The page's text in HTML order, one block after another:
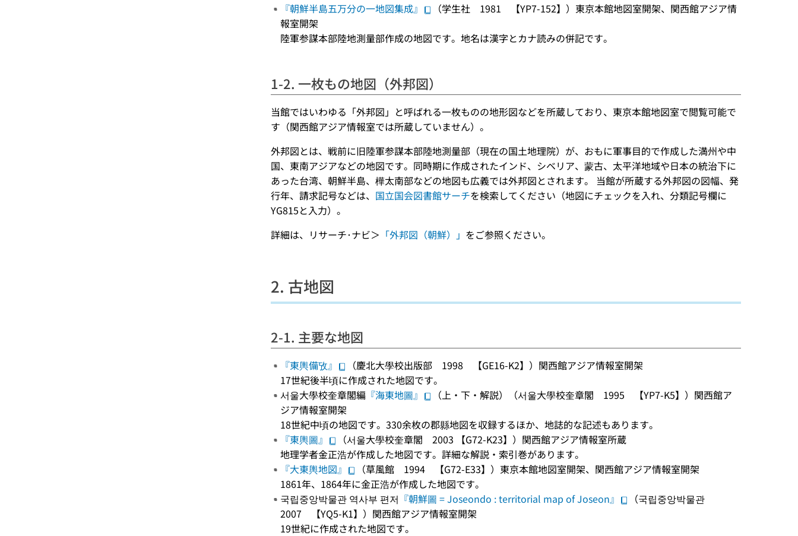
『朝鮮半島五万分の一地図集成』
（学生社 1981 【YP7-152】）東京本館地図室開架、関西館アジア情
報室開架
陸軍参謀本部陸地測量部作成の地図です。地名は漢字とカナ読みの併記です。
1-2. 一枚もの地図（外邦図）
当館ではいわゆる「外邦図」と呼ばれる一枚ものの地形図などを所蔵しており、東京本館地図室で閲覧可能で
す（関西館アジア情報室では所蔵していません）。
外邦図とは、戦前に旧陸軍参謀本部陸地測量部（現在の国土地理院）が、おもに軍事目的で作成した満州や中
国、東南アジアなどの地図です。同時期に作成されたインド、シベリア、蒙古、太平洋地域や日本の統治下に
あった台湾、朝鮮半島、樺太南部などの地図も広義では外邦図とされます。 当館が所蔵する外邦図の図幅、発
行年、請求記号などは、 国立国会図書館サーチを検索してください（地図にチェックを入れ、分類記号欄に
YG815と入力）。
詳細は、リサーチ･ナビ＞ 「外邦図（朝鮮）」 をご参照ください。
2. 古地図
2-1. 主要な地図
『東輿備攷』
（慶北大學校出版部 1998 【GE16-K2】）関西館アジア情報室開架
17世紀後半頃に作成された地図です。
서울大學校奎章閣編 『海東地圖』
（上・下・解説）（서울大學校奎章閣 1995 【YP7-K5】）関西館ア
ジア情報室開架
18世紀中頃の地図です。330余枚の郡縣地図を収録するほか、地誌的な記述もあります。
『東輿圖』
（서울大學校奎章閣 2003 【G72-K23】）関西館アジア情報室所蔵
地理学者金正浩が作成した地図です。詳細な解説・索引巻があります。
『大東輿地図』
（草風館 1994 【G72-E33】）東京本館地図室開架、関西館アジア情報室開架
1861年、1864年に金正浩が作成した地図です。
국립중앙박물관 역사부 편저 『朝鮮圖 = Joseondo : territorial map of Joseon』
（국립중앙박물관
2007 【YQ5-K1】）関西館アジア情報室開架
19世紀に作成された地図です。